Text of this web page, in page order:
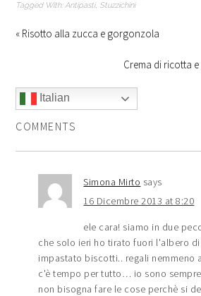
Tagged With:Antipasti, Stuzzichini
« Risotto alla zucca e gorgonzola
Crema di ricotta
Italian
COMMENTS
Simona Mirto says
16 Dicembre 2013 at 8:20
ele cara! siamo in due
che solo ieri ho tirato fuori l'albero
impastato biscotti.. regali nemmeno
c'è tempo per tutto… io sono
non bisogna fare le cose perchè si